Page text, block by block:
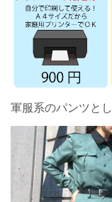
軍服系のパンツと